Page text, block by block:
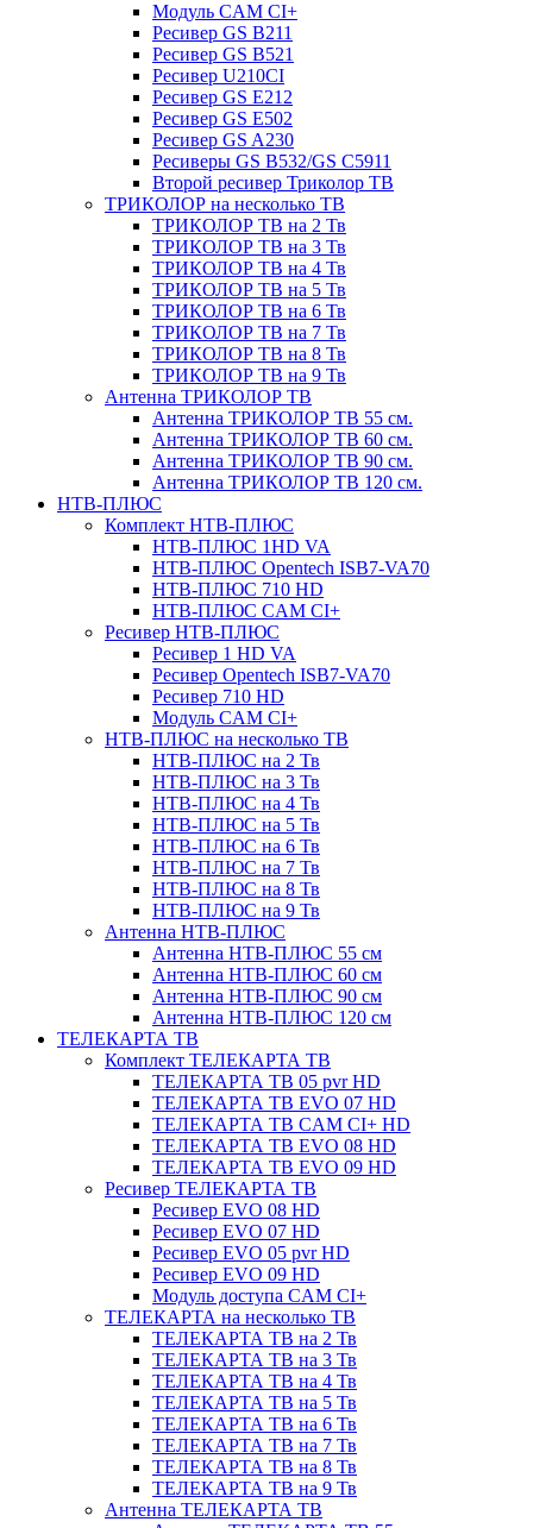
Модуль CAM CI+
Ресивер GS B211
Ресивер GS B521
Ресивер U210CI
Ресивер GS E212
Ресивер GS E502
Ресивер GS A230
Ресиверы GS B532/GS C5911
Второй ресивер Триколор ТВ
ТРИКОЛОР на несколько ТВ
ТРИКОЛОР ТВ на 2 Тв
ТРИКОЛОР ТВ на 3 Тв
ТРИКОЛОР ТВ на 4 Тв
ТРИКОЛОР ТВ на 5 Тв
ТРИКОЛОР ТВ на 6 Тв
ТРИКОЛОР ТВ на 7 Тв
ТРИКОЛОР ТВ на 8 Тв
ТРИКОЛОР ТВ на 9 Тв
Антенна ТРИКОЛОР ТВ
Антенна ТРИКОЛОР ТВ 55 см.
Антенна ТРИКОЛОР ТВ 60 см.
Антенна ТРИКОЛОР ТВ 90 см.
Антенна ТРИКОЛОР ТВ 120 см.
НТВ-ПЛЮС
Комплект НТВ-ПЛЮС
НТВ-ПЛЮС 1HD VA
НТВ-ПЛЮС Opentech ISB7-VA70
НТВ-ПЛЮС 710 HD
НТВ-ПЛЮС CAM CI+
Ресивер НТВ-ПЛЮС
Ресивер 1 HD VA
Ресивер Opentech ISB7-VA70
Ресивер 710 HD
Модуль CAM CI+
НТВ-ПЛЮС на несколько ТВ
НТВ-ПЛЮС на 2 Тв
НТВ-ПЛЮС на 3 Тв
НТВ-ПЛЮС на 4 Тв
НТВ-ПЛЮС на 5 Тв
НТВ-ПЛЮС на 6 Тв
НТВ-ПЛЮС на 7 Тв
НТВ-ПЛЮС на 8 Тв
НТВ-ПЛЮС на 9 Тв
Антенна НТВ-ПЛЮС
Антенна НТВ-ПЛЮС 55 см
Антенна НТВ-ПЛЮС 60 см
Антенна НТВ-ПЛЮС 90 см
Антенна НТВ-ПЛЮС 120 см
ТЕЛЕКАРТА ТВ
Комплект ТЕЛЕКАРТА ТВ
ТЕЛЕКАРТА ТВ 05 pvr HD
ТЕЛЕКАРТА ТВ EVO 07 HD
ТЕЛЕКАРТА ТВ CAM CI+ HD
ТЕЛЕКАРТА ТВ EVO 08 HD
ТЕЛЕКАРТА ТВ EVO 09 HD
Ресивер ТЕЛЕКАРТА ТВ
Ресивер EVO 08 HD
Ресивер EVO 07 HD
Ресивер EVO 05 pvr HD
Ресивер EVO 09 HD
Модуль доступа CAM CI+
ТЕЛЕКАРТА на несколько ТВ
ТЕЛЕКАРТА ТВ на 2 Тв
ТЕЛЕКАРТА ТВ на 3 Тв
ТЕЛЕКАРТА ТВ на 4 Тв
ТЕЛЕКАРТА ТВ на 5 Тв
ТЕЛЕКАРТА ТВ на 6 Тв
ТЕЛЕКАРТА ТВ на 7 Тв
ТЕЛЕКАРТА ТВ на 8 Тв
ТЕЛЕКАРТА ТВ на 9 Тв
Антенна ТЕЛЕКАРТА ТВ